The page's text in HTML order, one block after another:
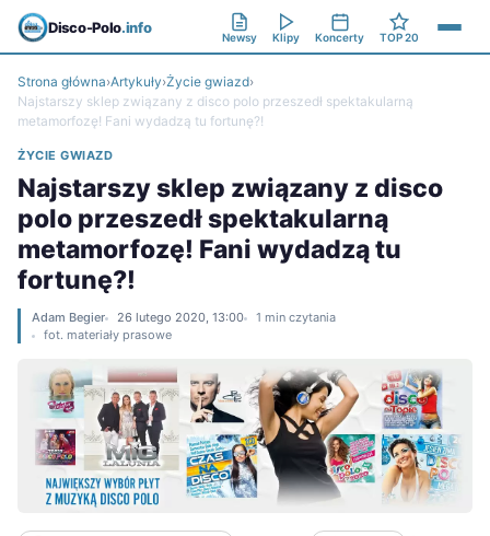
Disco-Polo.info
Newsy Klipy Koncerty TOP 20
Strona główna›Artykuły›Życie gwiazd›
Najstarszy sklep związany z disco polo przeszedł spektakularną
metamorfozę! Fani wydadzą tu fortunę?!
ŻYCIE GWIAZD
Najstarszy sklep związany z disco
polo przeszedł spektakularną
metamorfozę! Fani wydadzą tu
fortunę?!
Adam Begier 26 lutego 2020, 13:00
1 min czytania
fot. materiały prasowe